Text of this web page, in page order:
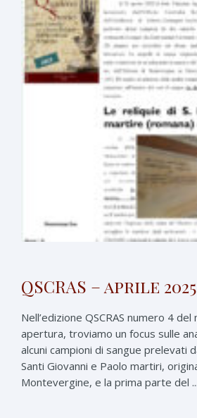
QSCRAS – aprile 2025
Nell’edizione QSCRAS numero 4
apertura, troviamo un focus sulle
alcuni campioni di sangue prelevati
Santi Giovanni e Paolo martiri,
Montevergine, e la prima parte del ...